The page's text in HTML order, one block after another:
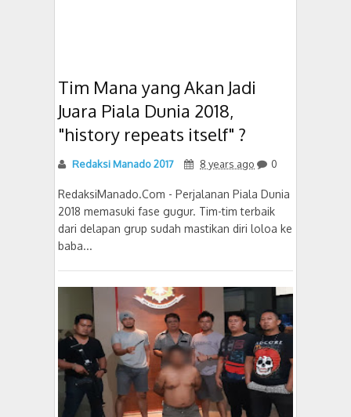
Tim Mana yang Akan Jadi
Juara Piala Dunia 2018,
"history repeats itself" ?
Redaksi Manado 2017 8 years ago 0
RedaksiManado.Com - Perjalanan Piala Dunia
2018 memasuki fase gugur. Tim-tim terbaik
dari delapan grup sudah mastikan diri loloa ke
baba...